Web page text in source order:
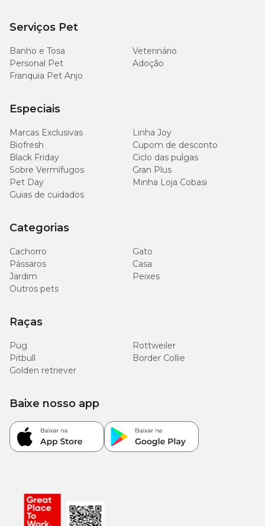
Serviços Pet
Banho e Tosa
Veterinário
Personal Pet
Adoção
Franquia Pet Anjo
Especiais
Marcas Exclusivas
Linha Joy
Biofresh
Cupom de desconto
Black Friday
Ciclo das pulgas
Sobre Vermífugos
Gran Plus
Pet Day
Minha Loja Cobasi
Guias de cuidados
Categorias
Cachorro
Gato
Pássaros
Casa
Jardim
Peixes
Outros pets
Raças
Pug
Rottweiler
Pitbull
Border Collie
Golden retriever
Baixe nosso app